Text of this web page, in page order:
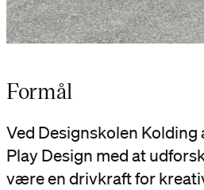
Formål
Ved Designskolen Kolding
Play Design med at
være en drivkraft for